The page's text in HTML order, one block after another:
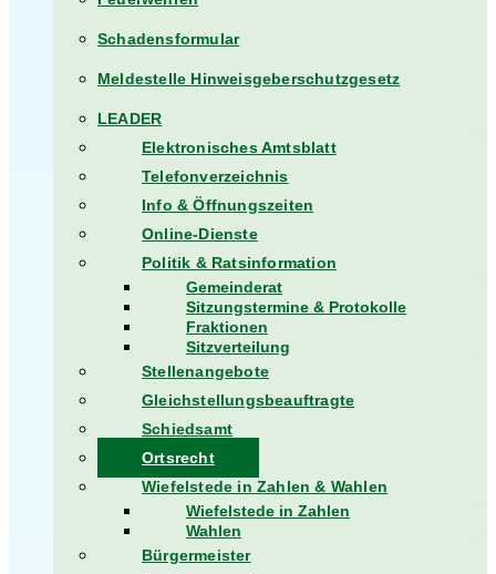
Schadensformular
Meldestelle Hinweisgeberschutzgesetz
LEADER
Elektronisches Amtsblatt
Telefonverzeichnis
Info & Öffnungszeiten
Online-Dienste
Politik & Ratsinformation
Gemeinderat
Sitzungstermine & Protokolle
Fraktionen
Sitzverteilung
Stellenangebote
Gleichstellungsbeauftragte
Schiedsamt
Ortsrecht
Wiefelstede in Zahlen & Wahlen
Wiefelstede in Zahlen
Wahlen
Bürgermeister